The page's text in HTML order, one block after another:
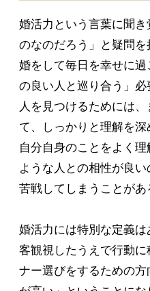
婚活力という言葉に聞
のなのだろう」と疑問
婚をして毎日を幸せに
の良い人と巡り合う」
人を見つけるためには
て、しっかりと理解を深
自分自身のことをよく
ような人との相性が良
苦戦してしまうことがあ
婚活力には特別な定義
客観視したうえで行動
ナー選びをするための